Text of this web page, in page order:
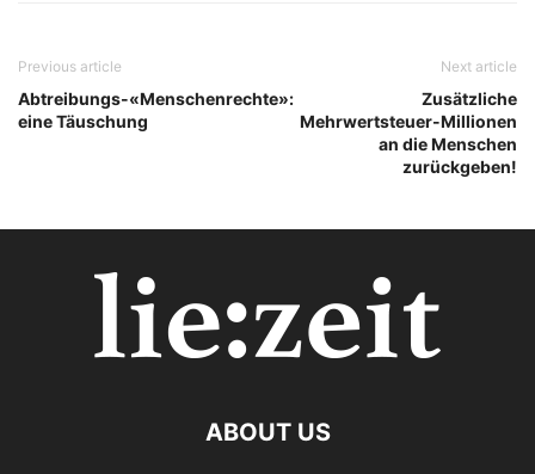
Previous article
Abtreibungs-«Menschenrechte»:
eine Täuschung
Next article
Zusätzliche
Mehrwertsteuer-Millionen
an die Menschen
zurückgeben!
ABOUT US